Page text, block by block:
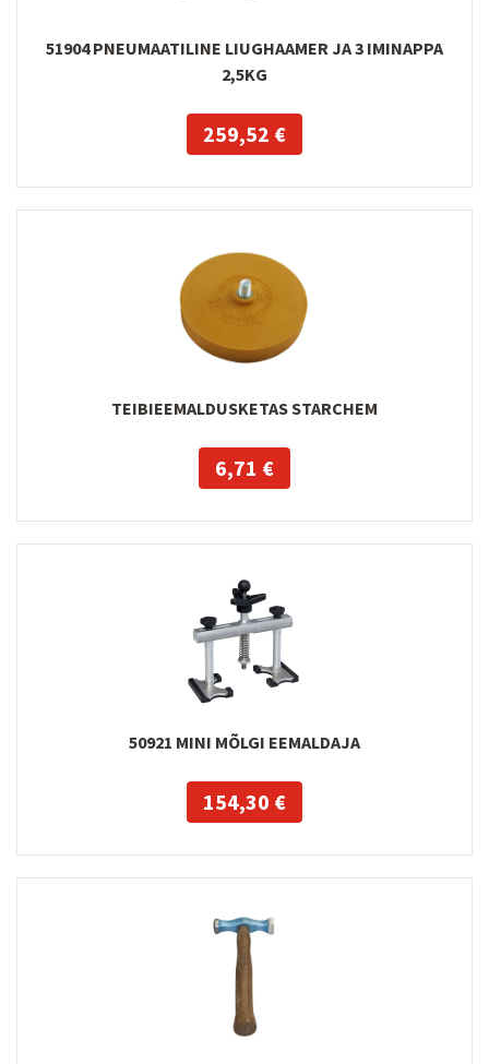
51904 PNEUMAATILINE LIUGHAAMER JA 3 IMINAPPA
2,5KG
259,52 €
TEIBIEEMALDUSKETAS STARCHEM
6,71 €
50921 MINI MÕLGI EEMALDAJA
154,30 €